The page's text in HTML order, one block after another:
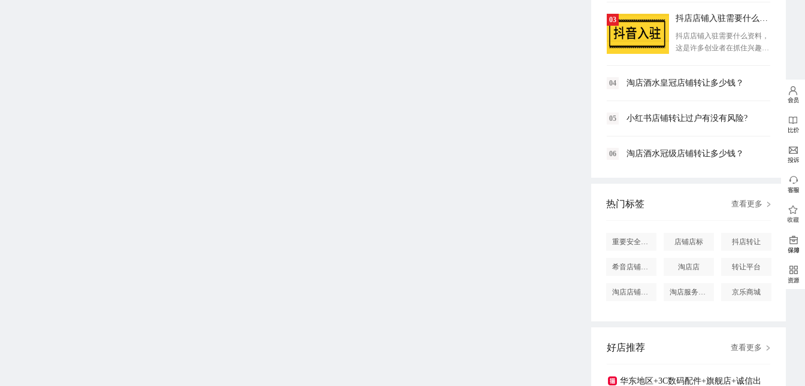
03 抖店店铺入驻需要什么资料？
抖店店铺入驻需要什么资料，
这是许多创业者在抓住兴趣电
04 淘店酒水皇冠店铺转让多少钱？
05 小红书店铺转让过户有没有风险?
06 淘店酒水冠级店铺转让多少钱？
热门标签 查看更多
重要安全提醒 店铺店标 抖店转让
希音店铺购买 淘店店 转让平台
淘店店铺怎么投诉 淘店服务市场 京乐商城
好店推荐 查看更多
华东地区+3C数码配件+旗舰店+诚信出